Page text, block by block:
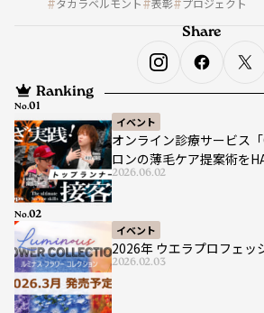
タカラベルモント 表彰 プロジェクト
Ranking
イベント
オンライン診療サービス
ロンの薄毛ケア提案術を
2026.06.02
No.
イベント
2026年 ウエラプロフェッ
2026.02.03
No.
Share